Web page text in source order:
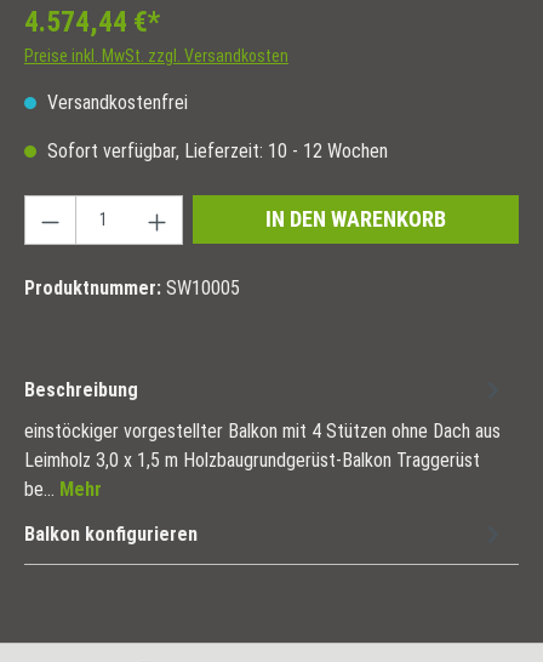
4.574,44 €*
Preise inkl. MwSt. zzgl. Versandkosten
Versandkostenfrei
Sofort verfügbar, Lieferzeit: 10 - 12 Wochen
Produkt Anzahl: Gib den gewünschten Wert ein
IN DEN WARENKORB
Produktnummer: SW10005
Beschreibung
einstöckiger vorgestellter Balkon mit 4 Stützen ohne Dach aus
Leimholz 3,0 x 1,5 m Holzbaugrundgerüst-Balkon Traggerüst
be… Mehr
Balkon konfigurieren